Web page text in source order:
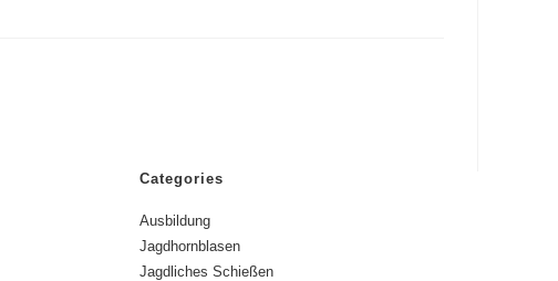
Categories
Ausbildung
Jagdhornblasen
Jagdliches Schießen